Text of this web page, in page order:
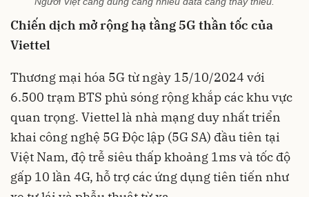
Chiến dịch mở rộng hạ tầng 5G thần tốc của
Viettel
Thương mại hóa 5G từ ngày 15/10/2024 với
6.500 trạm BTS phủ sóng rộng khắp các khu vực
quan trọng. Viettel là nhà mạng duy nhất triển
khai công nghệ 5G Độc lập (5G SA) đầu tiên tại
Việt Nam, độ trễ siêu thấp khoảng 1ms và tốc độ
gấp 10 lần 4G, hỗ trợ các ứng dụng tiên tiến như